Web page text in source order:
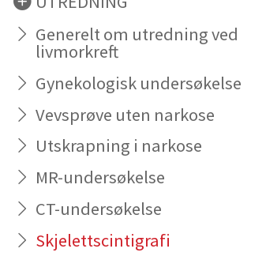
Generelt om utredning ved
livmorkreft
Gynekologisk undersøkelse
Vevsprøve uten narkose
Utskrapning i narkose
MR-undersøkelse
CT-undersøkelse
Skjelettscintigrafi